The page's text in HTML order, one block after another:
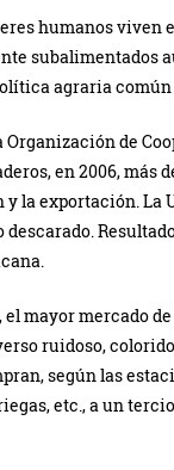
humanos viven
subalimentados
agraria común
de
en 2006, más
la exportación.
el mayor mercado
ruidoso,
según las
etc., a un